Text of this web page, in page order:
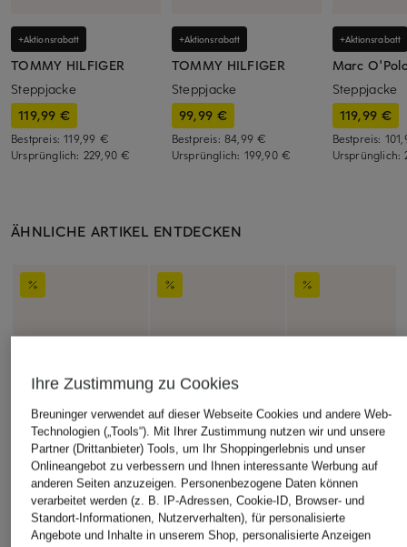
+Aktionsrabatt
TOMMY HILFIGER
Steppjacke
119,99 €
Bestpreis:119,99 €
Ursprünglich: 229,90 €
+Aktionsrabatt
TOMMY HILFIGER
Steppjacke
99,99 €
Bestpreis: 84,99 €
Ursprünglich: 199,90 €
+Aktionsrabatt
Marc
Steppjacke
119,99 €
Bestpreis:
Ursprünglich:
ÄHNLICHE ARTIKEL ENTDECKEN
Ihre Zustimmung zu Cookies
Breuninger verwendet auf dieser Webseite Cookies und andere Web-
Technologien („Tools“). Mit Ihrer Zustimmung nutzen wir und unsere
Partner (Drittanbieter) Tools, um Ihr Shoppingerlebnis und unser
Onlineangebot zu verbessern und Ihnen interessante Werbung auf
anderen Seiten anzuzeigen. Personenbezogene Daten können
verarbeitet werden (z. B. IP-Adressen, Cookie-ID, Browser- und
Standort-Informationen, Nutzerverhalten), für personalisierte
Angebote und Inhalte in unserem Shop, personalisierte Anzeigen